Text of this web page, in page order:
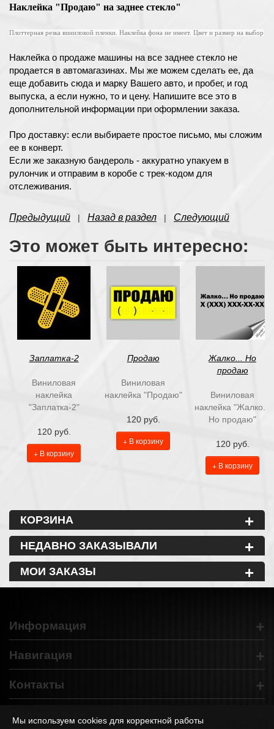
Наклейка "Продаю" на заднее стекло"
Плоттерная резка виниловой пленки. Наклейка фона не имеет. Цвет и размер на выбор
Наклейка о продаже машины на все заднее стекло не
продается в автомагазинах. Мы же можем сделать ее, да
еще добавить сюда и марку Вашего авто, и пробег, и год
выпуска, а если нужно, то и цену. Напишите все это в
дополнительной информации при оформлении заказа.
Про доставку: если выбираете простое письмо, мы сложим
ее в конверт.
Если же заказную бандероль - аккуратно упакуем в
рулончик и отправим в коробе с трек-кодом для
отслеживания.
Предыдущий | Назад в раздел | Следующий
Это может быть интересно:
Заплатка-2
Виниловая
наклейка
"Заплатка-2"
120 руб.
+ В корзину
Продаю
Виниловая
наклейка "Продаю"
120 руб.
+ В корзину
Жалко... Но
продаю
Виниловая
наклейка "Жалко...
Но продаю"
120 руб.
+ В корзину
КОРЗИНА +
НЕДАВНО ЗАКАЗЫВАЛИ +
МОИ ЗАКАЗЫ +
Информация +
Навигация +
Контакты +
Подписаться
Мы используем cookies для корректной работы